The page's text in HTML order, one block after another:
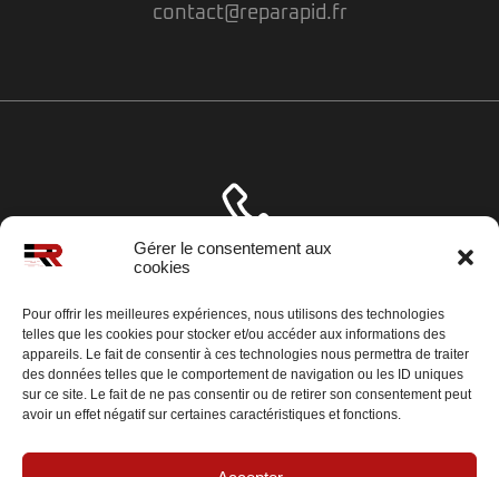
Gérer le consentement aux
cookies
Pour offrir les meilleures expériences, nous utilisons des technologies
telles que les cookies pour stocker et/ou accéder aux informations des
appareils. Le fait de consentir à ces technologies nous permettra de traiter
des données telles que le comportement de navigation ou les ID uniques
sur ce site. Le fait de ne pas consentir ou de retirer son consentement peut
avoir un effet négatif sur certaines caractéristiques et fonctions.
contact@reparapid.fr